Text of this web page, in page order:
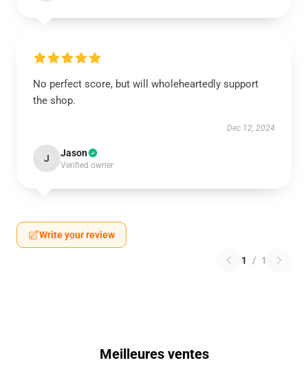
No perfect score, but will wholeheartedly support
the shop.
Dec 12, 2024
J Jason
Verified owner
Write your review
1 / 1
Meilleures ventes